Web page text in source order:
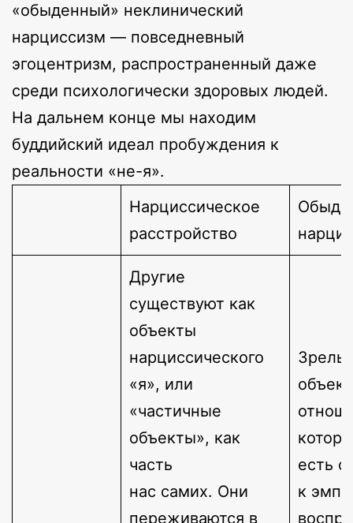
«обыденный» неклинический
нарциссизм — повседневный
эгоцентризм, распространенный даже
среди психологически здоровых людей.
На дальнем конце мы находим
буддийский идеал пробуждения к
реальности «не-я».
​Нарциссическое
расстройство
Другие
существуют как
объекты
нарциссического
«я», или
«частичные
объекты», как
часть
нас самих. Они
переживаются в
есть
к